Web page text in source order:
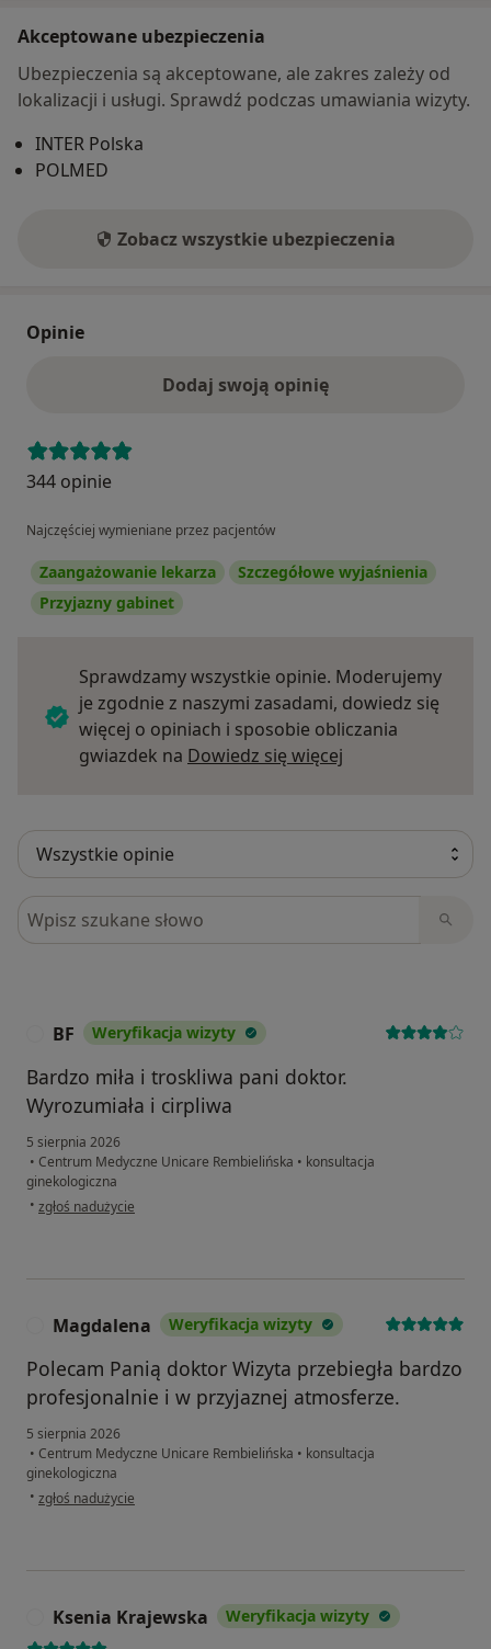
Akceptowane ubezpieczenia
Ubezpieczenia są akceptowane, ale zakres zależy od
lokalizacji i usługi. Sprawdź podczas umawiania wizyty.
INTER Polska
POLMED
Zobacz wszystkie ubezpieczenia
Opinie
Dodaj swoją opinię
344 opinie
Najczęściej wymieniane przez pacjentów
Zaangażowanie lekarza
Szczegółowe wyjaśnienia
Przyjazny gabinet
Sprawdzamy wszystkie opinie. Moderujemy
je zgodnie z naszymi zasadami, dowiedz się
więcej o opiniach i sposobie obliczania
gwiazdek na Dowiedz się więcej
Szukaj w opiniach
BF Weryfikacja wizyty
Bardzo miła i troskliwa pani doktor.
Wyrozumiała i cirpliwa
5 sierpnia 2026
• Centrum Medyczne Unicare Rembielińska • konsultacja
ginekologiczna
• w opinii użytkownika BF
zgłoś nadużycie
Magdalena Weryfikacja wizyty
Polecam Panią doktor Wizyta przebiegła bardzo
profesjonalnie i w przyjaznej atmosferze.
5 sierpnia 2026
• Centrum Medyczne Unicare Rembielińska • konsultacja
ginekologiczna
• w opinii użytkownika Magdalena
zgłoś nadużycie
Ksenia Krajewska Weryfikacja wizyty